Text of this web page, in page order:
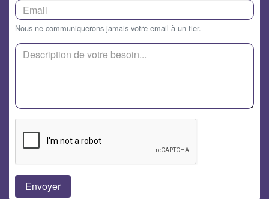
Nous ne communiquerons jamais votre email à un tier.